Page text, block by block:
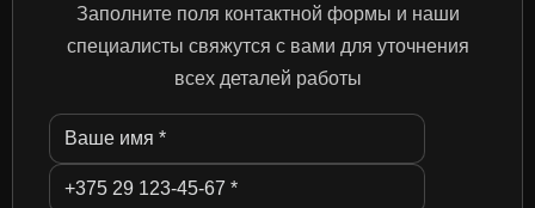
Заполните поля контактной формы и наши
специалисты свяжутся с вами для уточнения
всех деталей работы